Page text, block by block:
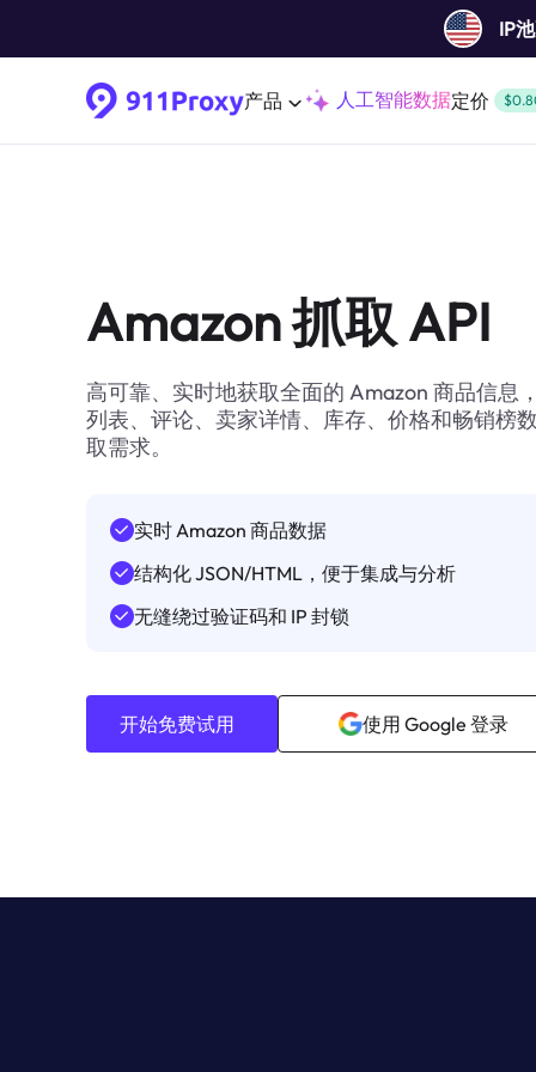
IP
产品 人工智能数据定价
Amazon 抓取 API
高可靠、实时地获取全面的 Amazon 商品信息
列表、评论、卖家详情、库存、价格和畅销榜
取需求。
实时 Amazon 商品数据
结构化 JSON/HTML，便于集成与分析
无缝绕过验证码和 IP 封锁
开始免费试用 使用 Google 登录